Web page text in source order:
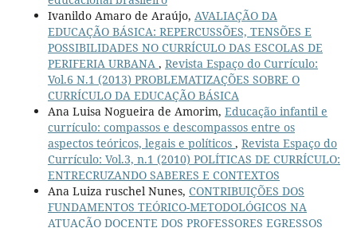
Ivanildo Amaro de Araújo, AVALIAÇÃO DA
EDUCAÇÃO BÁSICA: REPERCUSSÕES, TENSÕES E
POSSIBILIDADES NO CURRÍCULO DAS ESCOLAS DE
PERIFERIA URBANA , Revista Espaço do Currículo:
Vol.6 N.1 (2013) PROBLEMATIZAÇÕES SOBRE O
CURRÍCULO DA EDUCAÇÃO BÁSICA
Ana Luisa Nogueira de Amorim, Educação infantil e
currículo: compassos e descompassos entre os
aspectos teóricos, legais e políticos , Revista Espaço do
Currículo: Vol.3, n.1 (2010) POLÍTICAS DE CURRÍCULO:
ENTRECRUZANDO SABERES E CONTEXTOS
Ana Luiza ruschel Nunes, CONTRIBUIÇÕES DOS
FUNDAMENTOS TEÓRICO-METODOLÓGICOS NA
ATUAÇÃO DOCENTE DOS PROFESSORES EGRESSOS